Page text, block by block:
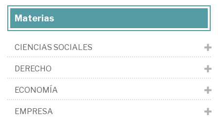
Materias
CIENCIAS SOCIALES
DERECHO
ECONOMÍA
EMPRESA